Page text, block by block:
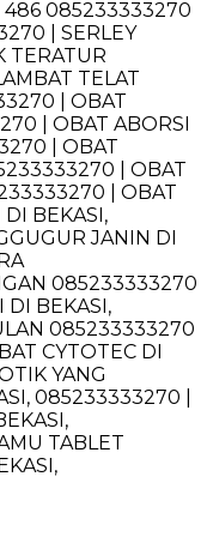
486 085233333270
| SERLEY
TERATUR
TELAT
| OBAT
| OBAT ABORSI
| OBAT
| OBAT
| OBAT
BEKASI,
JANIN DI
085233333270
DI BEKASI,
085233333270
CYTOTEC DI
YANG
085233333270 |
TABLET